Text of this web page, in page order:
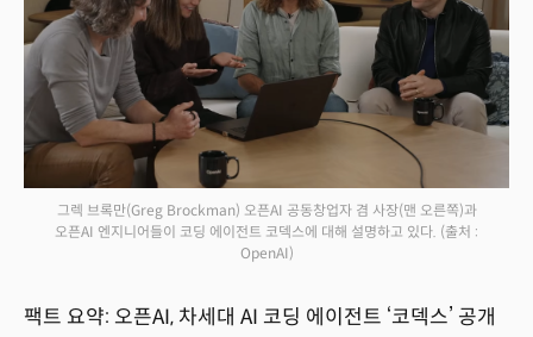
그렉 브록만(Greg Brockman) 오픈AI 공동창업자 겸 사장(맨 오른쪽)과
오픈AI 엔지니어들이 코딩 에이전트 코덱스에 대해 설명하고 있다. (출처 :
OpenAI)
팩트 요약: 오픈AI, 차세대 AI 코딩 에이전트 ‘코덱스’ 공개